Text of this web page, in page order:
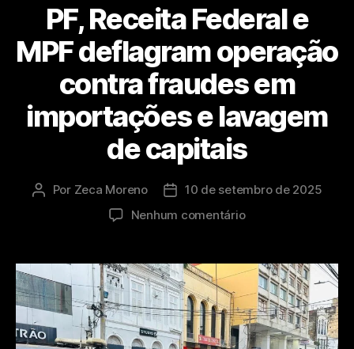
PF, Receita Federal e
MPF deflagram operação
contra fraudes em
importações e lavagem
de capitais
Por Zeca Moreno
10 de setembro de 2025
Nenhum comentário